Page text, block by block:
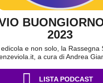
2023
e non solo, la Rassegna
a cura di Andrea
LISTA PODCAST